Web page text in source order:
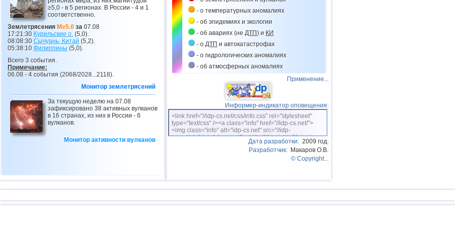
28 Бангладеш
≥5,0 - в 5 регионах. В России - 4 и 1
соответственно.
Землетрясения M≥5.0 за 07.08
17:21:30 Курильские о. (5,0).
08:08:30 Сычуань, Китай (5,2).
05:38:10 Филиппины (5,0).
Всего 3 события.
Примечание:
06.08 - 4 события (2068/2028...2118).
Монитор землетрясений
За текущую неделю на 07.08
зафиксировано 38 активных вулканов
в 16 странах, из них в России - 6
вулканов.
Монитор активности вулканов
- о температурных аномалиях
- об эпидемиях и экологии
- об авариях (не ДТП) и КИ
- о ДТП и автокатастрофах
- о гидрологических аномалиях
- об атмосферных аномалиях
Применение...
Информер-индикатор оповещения:
<link href="//idp-cs.net/css/info.css" rel="stylesheet"
type="text/css" /><a class="info" href="//idp-cs.net/">
<img class="info" alt="idp-cs.net" src="//idp-
cs.net/pix/idpinfok_sm.gif" width=88 height=31 /></a>
Дата разработки: 2009 год.
Разработчик: Макаров О.В.
© Copyright...